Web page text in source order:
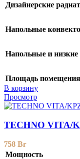
Дизайнерские
Напольные
Напольные и
Площадь помещения
В корзину
Просмотр
TECHNO VITA/
758 Br
Мощность